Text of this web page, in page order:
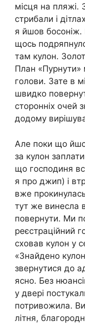
місця на пляжі.
стрибали і
я йшов
щось
там кулон.
План «Пурнути»
голови. Зате в
швидко
сторонніх очей
додому
Але поки що
за кулон
що господиня
я про джип) і
вже
тут же винесла
повернути. Ми
реєстраційний
сховав кулон у
«Знайдено
звернутися до
ясно. Без
у двері
потривожила.
літня,